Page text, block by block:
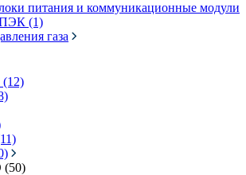
питания и коммуникационные модули
(1)
газа